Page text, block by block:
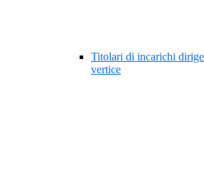
Titolari di incarichi
vertice